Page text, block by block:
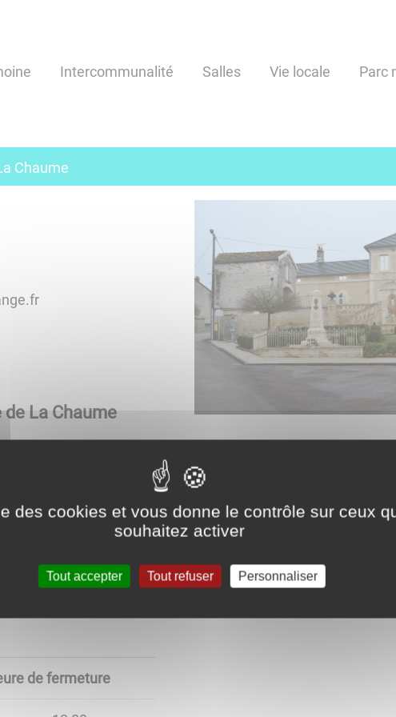
Intercommunalité Salles Vie locale Parc
Chaume
La Chaume
18:00
de fermeture
des cookies et vous donne le contrôle sur ceux
souhaitez activer
Tout accepter Tout refuser Personnaliser